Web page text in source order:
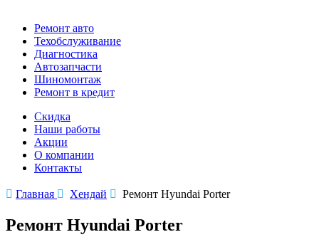
Ремонт авто
Техобслуживание
Диагностика
Автозапчасти
Шиномонтаж
Ремонт в кредит
Скидка
Наши работы
Акции
О компании
Контакты
 Главная  Хендай  Ремонт Hyundai Porter
Ремонт Hyundai Porter